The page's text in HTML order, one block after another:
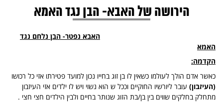
הירושה של האבא- הבן נגד האמא
האבא נפטר- הבן נלחם נגד
האמא
הקדמה:
כאשר אדם הולך לעולמו כשאין לו בן זוג בחייו נכון למועד פטירתו אזי כל רכושו
(העיזבון) עובר ליורשיו החוקיים וככל ש הוא נשוי ויש לו ילדים אזי העיזבון
מתחלק בחלקים שווים בין בן/בת הזוג שנותר בחיים ולבין הילדים חצי חצי .